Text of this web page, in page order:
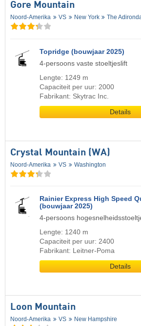
Gore Mountain
Noord-Amerika VS New York The
Topridge (bouwjaar 2025)
4-persoons vaste stoeltjeslift
Lengte: 1249 m
Capaciteit per uur: 2000
Fabrikant: Skytrac Inc.
Details
Crystal Mountain (WA)
Noord-Amerika VS Washington
Rainier Express High Speed
(bouwjaar 2025)
4-persoons
Lengte: 1240 m
Capaciteit per uur: 2400
Fabrikant: Leitner-Poma
Details
Loon Mountain
Noord-Amerika VS New Hampshire